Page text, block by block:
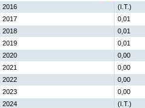
2016 (I.T.)
2017
0,01
2018
0,01
2019
0,01
2020
0,00
2021
0,00
2022
0,00
2023
0,00
2024
(I.T.)